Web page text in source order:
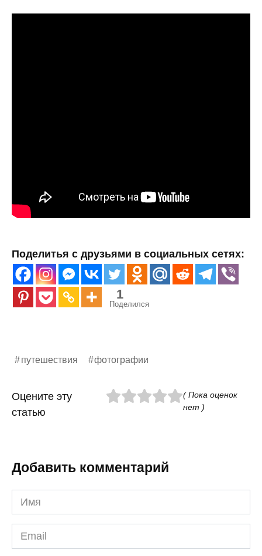
Поделитья с друзьями в социальных сетях:
1
Поделился
путешествия фотографии
Оцените эту
статью
( Пока оценок
нет )
Добавить комментарий
Имя
*
Email
*